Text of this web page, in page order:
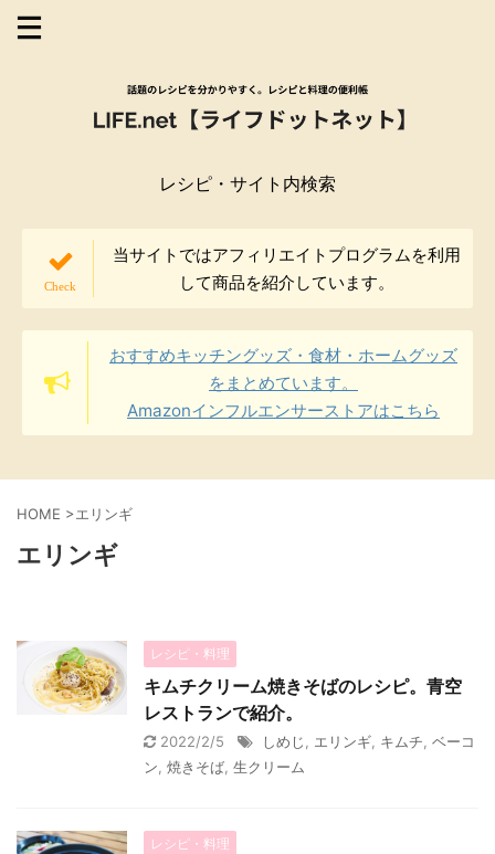
レシピ・サイト内検索
当サイトではアフィリエイトプログラムを利用
して商品を紹介しています。
おすすめキッチングッズ・食材・ホームグッズ
をまとめています。
Amazonインフルエンサーストアはこちら
HOME >エリンギ
エリンギ
レシピ・料理
キムチクリーム焼きそばのレシピ。青空
レストランで紹介。
2022/2/5 しめじ エリンギ キムチ ベーコ
ン 焼きそば 生クリーム
レシピ・料理